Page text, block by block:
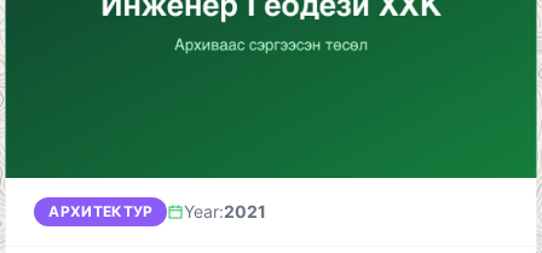
АРХИТЕКТУР Year:2021